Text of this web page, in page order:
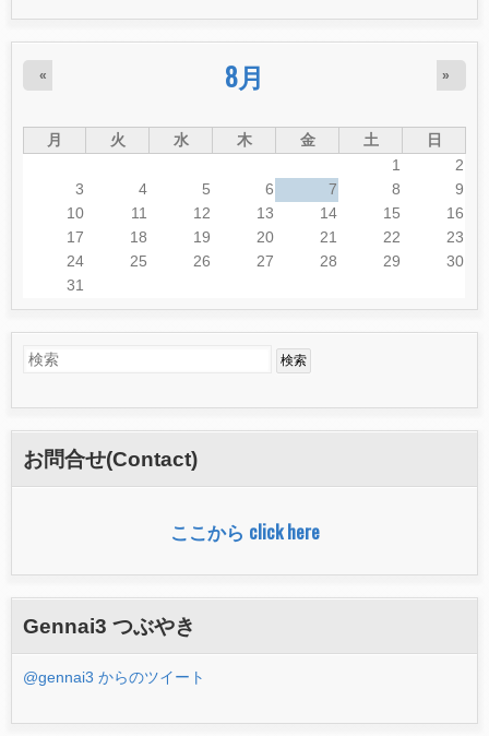
8月
« »
月 火 水 木 金 土
日
1
2
3
4 5 6 7 8
9
10
11 12 13 14 15
16
17
18 19 20 21 22
23
24
25 26 27 28 29
30
31
索
フ
ォ
検
お問合せ(Contact)
ここから click here
Gennai3 つぶやき
@gennai3 からのツイート